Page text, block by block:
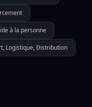
à la personne
Logistique, Distribution